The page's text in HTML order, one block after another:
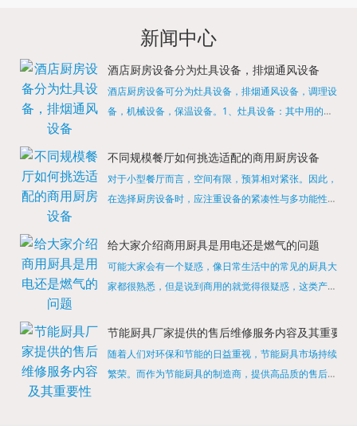
新闻中心
酒店厨房设备分为灶具设备，排烟通风设备
酒店厨房设备可分为灶具设备，排烟通风设备，调理设
备，机械设备，保温设备。1、灶具设备：其中用的较
缺少的，经过相关检测证明的合格设备才能进行使用，
不同规模餐厅如何挑选适配的商用厨房设备
对于小型餐厅而言，空间有限，预算相对紧张。因此，
在选择厨房设备时，应注重设备的紧凑性与多功能性。
烹饪设备，既能节省空间，又能满足多样化的烹饪需
给大家介绍商用厨具是用电还是燃气的问题
可能大家会有一个疑惑，像日常生活中的常见的厨具大
家都很熟悉，但是说到商用的就觉得很疑惑，这类产品
店用的就是商用的吗?还真别说，真被大家猜对了，这
节能厨具厂家提供的售后维修服务内容及其重要性
随着人们对环保和节能的日益重视，节能厨具市场持续
繁荣。而作为节能厨具的制造商，提供高品质的售后维